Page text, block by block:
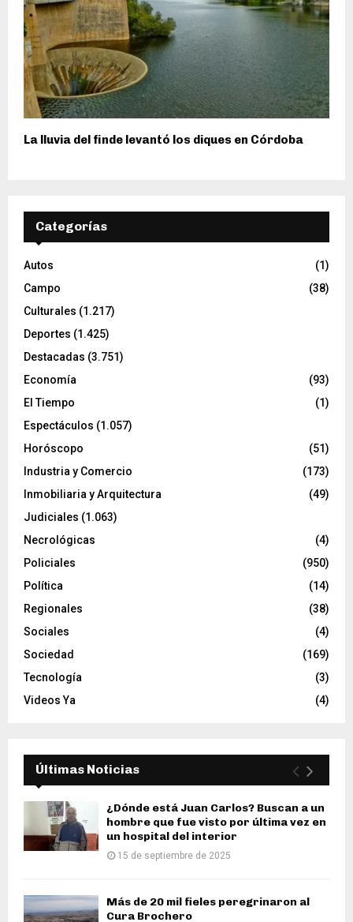
La lluvia del finde levantó los diques en Córdoba
Categorías
Autos
(1)
Campo
(38)
Culturales (1.217)
Deportes (1.425)
Destacadas (3.751)
Economía
(93)
El Tiempo
(1)
Espectáculos (1.057)
Horóscopo
(51)
Industria y Comercio
(173)
Inmobiliaria y Arquitectura
(49)
Judiciales (1.063)
Necrológicas
(4)
Policiales
(950)
Política
(14)
Regionales
(38)
Sociales
(4)
Sociedad
(169)
Tecnología
(3)
Videos Ya
(4)
Últimas Noticias
¿Dónde está Juan Carlos? Buscan a un
hombre que fue visto por última vez en
un hospital del interior
15 de septiembre de 2025
Más de 20 mil fieles peregrinaron al
Cura Brochero